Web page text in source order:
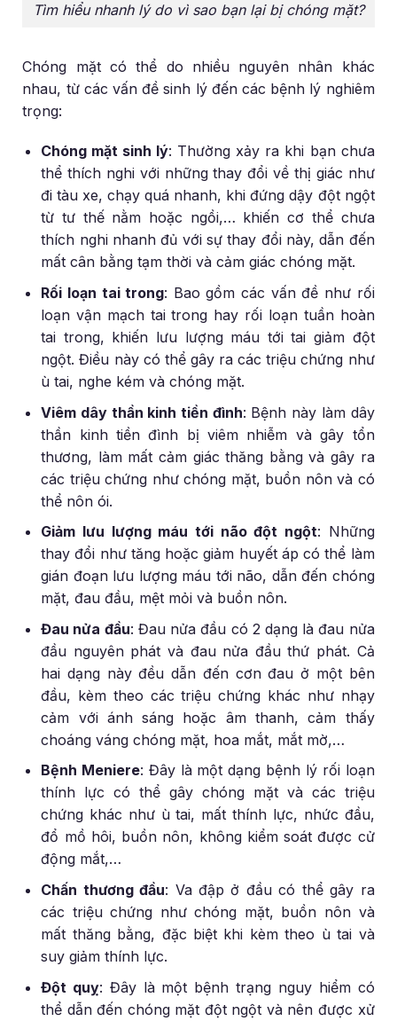
Tìm hiểu nhanh lý do vì sao bạn lại bị chóng mặt?
Chóng mặt có thể do nhiều nguyên nhân khác
nhau, từ các vấn đề sinh lý đến các bệnh lý nghiêm
trọng:
Chóng mặt sinh lý: Thường xảy ra khi bạn chưa
thể thích nghi với những thay đổi về thị giác như
đi tàu xe, chạy quá nhanh, khi đứng dậy đột ngột
từ tư thế nằm hoặc ngồi,… khiến cơ thể chưa
thích nghi nhanh đủ với sự thay đổi này, dẫn đến
mất cân bằng tạm thời và cảm giác chóng mặt.
Rối loạn tai trong: Bao gồm các vấn đề như rối
loạn vận mạch tai trong hay rối loạn tuần hoàn
tai trong, khiến lưu lượng máu tới tai giảm đột
ngột. Điều này có thể gây ra các triệu chứng như
ù tai, nghe kém và chóng mặt.
Viêm dây thần kinh tiền đình: Bệnh này làm dây
thần kinh tiền đình bị viêm nhiễm và gây tổn
thương, làm mất cảm giác thăng bằng và gây ra
các triệu chứng như chóng mặt, buồn nôn và có
thể nôn ói.
Giảm lưu lượng máu tới não đột ngột: Những
thay đổi như tăng hoặc giảm huyết áp có thể làm
gián đoạn lưu lượng máu tới não, dẫn đến chóng
mặt, đau đầu, mệt mỏi và buồn nôn.
Đau nửa đầu: Đau nửa đầu có 2 dạng là đau nửa
đầu nguyên phát và đau nửa đầu thứ phát. Cả
hai dạng này đều dẫn đến cơn đau ở một bên
đầu, kèm theo các triệu chứng khác như nhạy
cảm với ánh sáng hoặc âm thanh, cảm thấy
choáng váng chóng mặt, hoa mắt, mắt mờ,…
Bệnh Meniere: Đây là một dạng bệnh lý rối loạn
thính lực có thể gây chóng mặt và các triệu
chứng khác như ù tai, mất thính lực, nhức đầu,
đổ mồ hôi, buồn nôn, không kiểm soát được cử
động mắt,…
Chấn thương đầu: Va đập ở đầu có thể gây ra
các triệu chứng như chóng mặt, buồn nôn và
mất thăng bằng, đặc biệt khi kèm theo ù tai và
suy giảm thính lực.
Đột quỵ: Đây là một bệnh trạng nguy hiểm có
thể dẫn đến chóng mặt đột ngột và nên được xử